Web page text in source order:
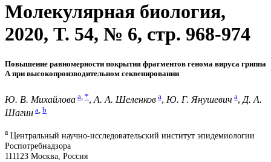
Молекулярная биология,
2020, T. 54, № 6, стр. 968-974
Повышение равномерности покрытия фрагментов генома вируса гриппа
А при высокопроизводительном секвенировании
Ю. В. Михайлова a *, А. А. Шеленков a, Ю. Г. Янушевич a, Д. А.
Шагин a, b
a Центральный научно-исследовательский институт эпидемиологии
Роспотребнадзора
111123 Москва, Россия